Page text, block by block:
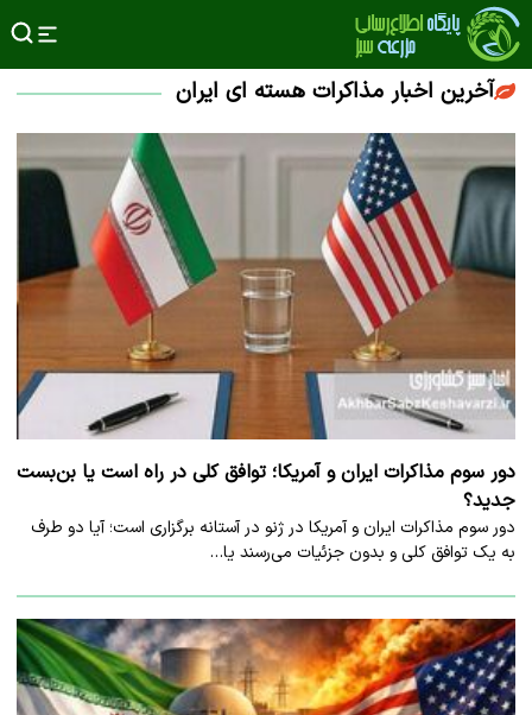
آخرین اخبار مذاکرات هسته ای ایران
دور سوم مذاکرات ایران و آمریکا؛ توافق کلی در راه است یا بن‌بست
جدید؟
دور سوم مذاکرات ایران و آمریکا در ژنو در آستانه برگزاری است؛ آیا دو طرف
به یک توافق کلی و بدون جزئیات می‌رسند یا…